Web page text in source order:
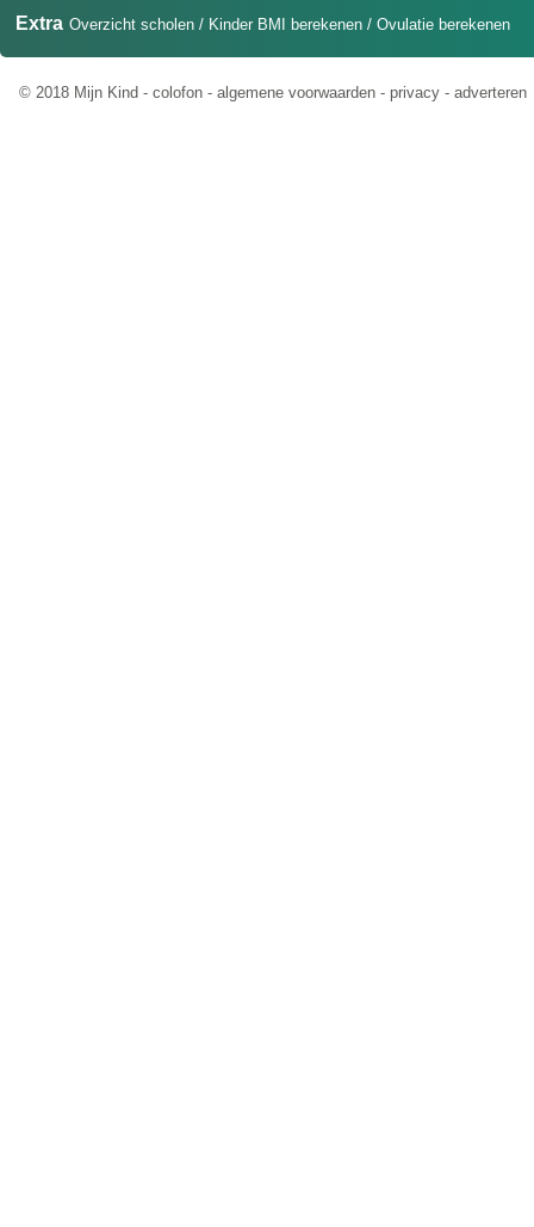
Extra Overzicht scholen / Kinder BMI berekenen / Ovulatie berekenen
© 2018 Mijn Kind - colofon - algemene voorwaarden - privacy - adverteren